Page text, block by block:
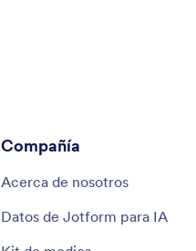
Compañía
Acerca de nosotros
Datos de Jotform para IA